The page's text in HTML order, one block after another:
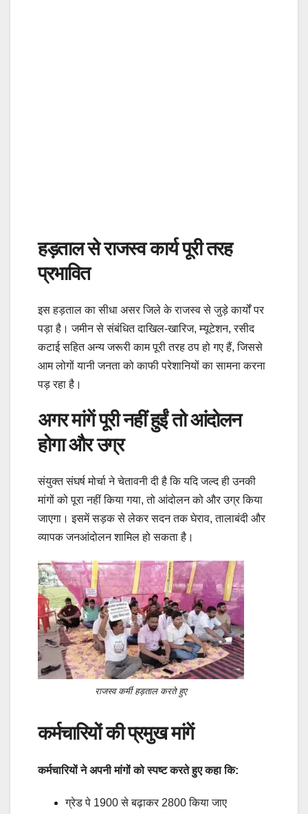
हड़ताल से राजस्व कार्य पूरी तरह
प्रभावित
इस हड़ताल का सीधा असर जिले के राजस्व से जुड़े कार्यों पर
पड़ा है। जमीन से संबंधित दाखिल-खारिज, म्यूटेशन, रसीद
कटाई सहित अन्य जरूरी काम पूरी तरह ठप हो गए हैं, जिससे
आम लोगों यानी जनता को काफी परेशानियों का सामना करना
पड़ रहा है।
अगर मांगें पूरी नहीं हुईं तो आंदोलन
होगा और उग्र
संयुक्त संघर्ष मोर्चा ने चेतावनी दी है कि यदि जल्द ही उनकी
मांगों को पूरा नहीं किया गया, तो आंदोलन को और उग्र किया
जाएगा। इसमें सड़क से लेकर सदन तक घेराव, तालाबंदी और
व्यापक जनआंदोलन शामिल हो सकता है।
राजस्व कर्मी हड़ताल करते हुए
कर्मचारियों की प्रमुख मांगें
कर्मचारियों ने अपनी मांगों को स्पष्ट करते हुए कहा कि:
ग्रेड पे 1900 से बढ़ाकर 2800 किया जाए